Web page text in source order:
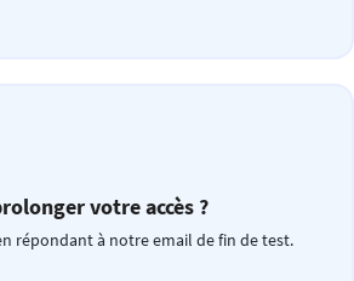
votre accès ?
répondant à notre email de fin de test.